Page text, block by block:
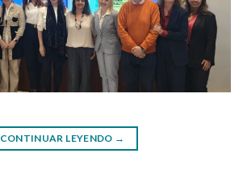
CONTINUAR LEYENDO →